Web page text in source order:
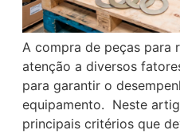
A compra de peças para
atenção a diversos
para garantir o
equipamento. Neste
principais critérios que